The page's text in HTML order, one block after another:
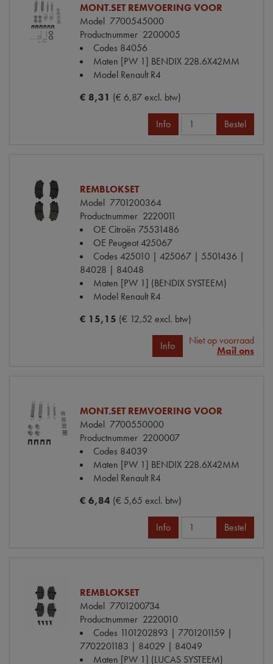
MONT.SET REMVOERING VOOR
Model 7700545000
Productnummer 2200005
Codes 84056
Maten [PW 1] BENDIX 228.6X42MM
Model Renault R4
€ 8,31 (€ 6,87 excl. btw)
Info Bestel
REMBLOKSET
Model 7701200364
Productnummer 2220011
OE Citroën 75531486
OE Peugeot425067
Codes 425010 | 425067 | 5501436 |
84028 | 84048
Maten [PW 1] (BENDIX SYSTEEM)
Model Renault R4
€ 15,15 (€ 12,52 excl. btw)
Info
Niet op voorraad
Mail ons
MONT.SET REMVOERING VOOR
Model 7700550000
Productnummer 2200007
Codes 84039
Maten [PW 1] BENDIX 228.6X42MM
Model Renault R4
€ 6,84 (€ 5,65 excl. btw)
Info Bestel
REMBLOKSET
Model 7701200734
Productnummer 2220010
Codes 1101202893 | 7701201159 |
7702201183 | 84029 | 84049
Maten [PW 1] (LUCAS SYSTEEM)